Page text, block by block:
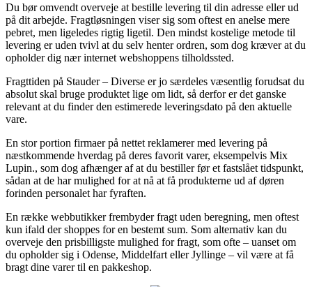
Du bør omvendt overveje at bestille levering til din adresse eller ud
på dit arbejde. Fragtløsningen viser sig som oftest en anelse mere
pebret, men ligeledes rigtig ligetil. Den mindst kostelige metode til
levering er uden tvivl at du selv henter ordren, som dog kræver at du
opholder dig nær internet webshoppens tilholdssted.
Fragttiden på Stauder – Diverse er jo særdeles væsentlig forudsat du
absolut skal bruge produktet lige om lidt, så derfor er det ganske
relevant at du finder den estimerede leveringsdato på den aktuelle
vare.
En stor portion firmaer på nettet reklamerer med levering på
næstkommende hverdag på deres favorit varer, eksempelvis Mix
Lupin., som dog afhænger af at du bestiller før et fastslået tidspunkt,
sådan at de har mulighed for at nå at få produkterne ud af døren
forinden personalet har fyraften.
En række webbutikker frembyder fragt uden beregning, men oftest
kun ifald der shoppes for en bestemt sum. Som alternativ kan du
overveje den prisbilligste mulighed for fragt, som ofte – uanset om
du opholder sig i Odense, Middelfart eller Jyllinge – vil være at få
bragt dine varer til en pakkeshop.